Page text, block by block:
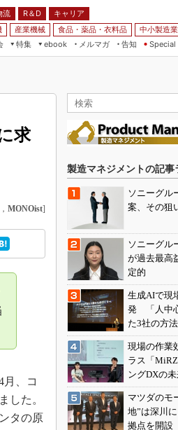
流 R＆D
キャリア
産業機械 食品・薬品・衣料品
中小製造業
特集
ebook
メルマガ
告知 Special
求
， MONOist]
、コ
した。
タの原
製造マネジメントの記事
ソニーグル
案、その狙
ソニーグル
が過去最高
定的
生成AIで現
発 「人中
た3社の方法
現場の作業
ラス「
ングDXの
マツダのモ
地”は深川
拠点を開設